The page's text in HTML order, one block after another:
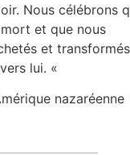
Nous célébrons
et que nous
et transformés
lui. «
nazaréenne